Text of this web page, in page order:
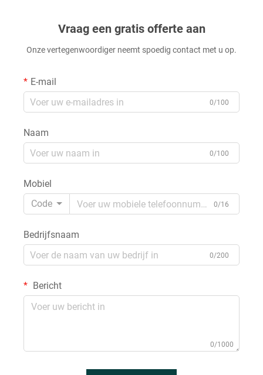
Vraag een gratis offerte aan
Onze vertegenwoordiger neemt spoedig contact met u op.
E-mail
0/100
Naam
0/100
Mobiel
Code
0/16
Bedrijfsnaam
0/200
Bericht
0/1000